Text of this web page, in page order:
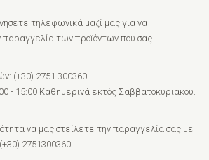
τηλεφωνικά μαζί μας για να
παραγγελία των προϊόντων που σας
(+30) 2751 300360
- 15:00 Καθημερινά εκτός Σαββατοκύριακου.
να μας στείλετε την παραγγελία σας με
2751300360